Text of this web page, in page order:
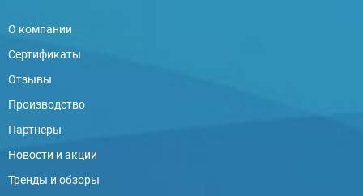
О компании
Сертификаты
Отзывы
Производство
Партнеры
Новости и акции
Тренды и обзоры